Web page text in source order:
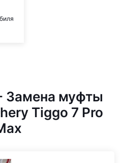
Замена муфты
Tiggo 7 Pro